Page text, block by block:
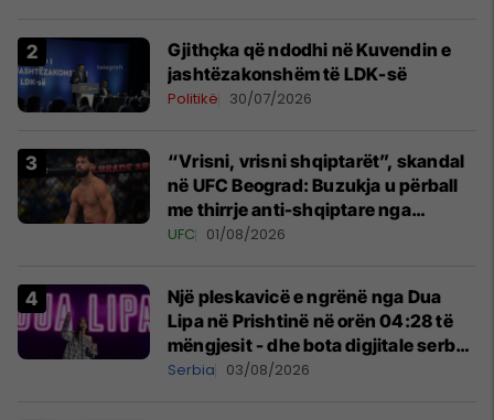
Gjithçka që ndodhi në Kuvendin e
jashtëzakonshëm të LDK-së
Politikë 30/07/2026
“Vrisni, vrisni shqiptarët”, skandal
në UFC Beograd: Buzukja u përball
me thirrje anti-shqiptare nga
tribunat
UFC 01/08/2026
Një pleskavicë e ngrënë nga Dua
Lipa në Prishtinë në orën 04:28 të
mëngjesit - dhe bota digjitale serbe
shpall gjendjen e luftës
Serbia 03/08/2026